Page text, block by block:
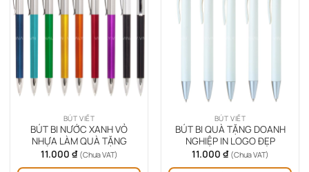
BÚT VIẾT
BÚT BI NƯỚC XANH VỎ
NHỰA LÀM QUÀ TẶNG
11.000 ₫ (Chưa VAT)
BÚT VIẾT
BÚT BI QUÀ TẶNG DOANH
NGHIỆP IN LOGO ĐẸP
11.000 ₫ (Chưa VAT)